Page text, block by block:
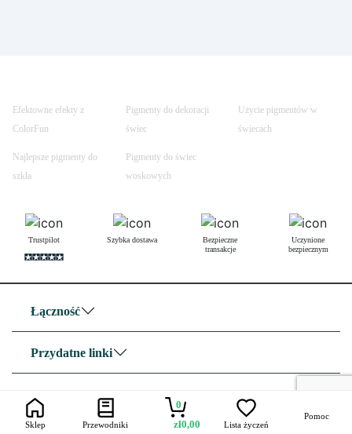
Efektowne efekty z
ColorFun
Pigmenty do dekoracji
świec
Użycie pigmentów w
świecach
Najlepsze pigmenty do
szkła
Pigmenty do świec
woskowych
Trustpilot Szybka dostawa
Bezpieczne
transakcje
Uczynione
bezpiecznym
Łączność
Przydatne linki
Sklep Przewodniki
0
zł0,00 Lista życzeń
Pomoc